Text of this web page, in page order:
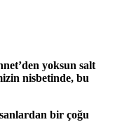
yoksun salt
nisbetinde, bu
bir çoğu